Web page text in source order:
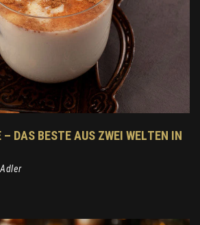
DAS BESTE AUS ZWEI WELTEN IN